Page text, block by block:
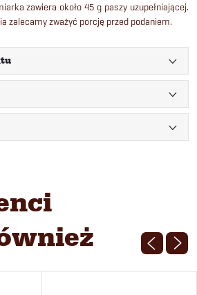
zawiera około 45 g paszy uzupełniającej.
zalecamy zważyć porcję przed podaniem.